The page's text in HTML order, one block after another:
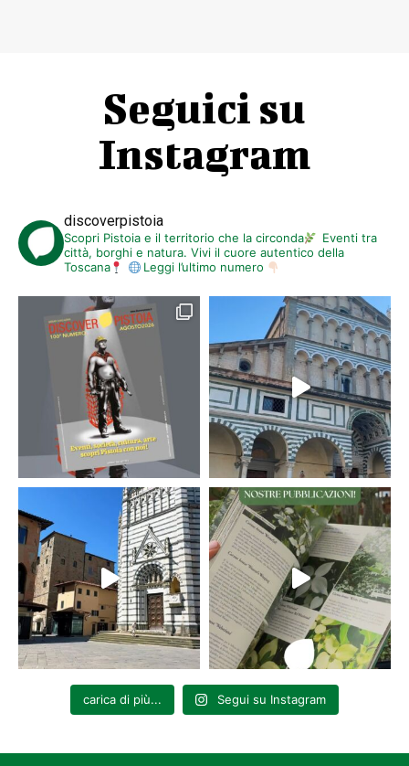
Seguici su
Instagram
discoverpistoia
Scopri Pistoia e il territorio che la circonda
Eventi tra
città, borghi e natura. Vivi il cuore autentico della
Toscana
Leggi l’ultimo numero
carica di più... Segui su Instagram